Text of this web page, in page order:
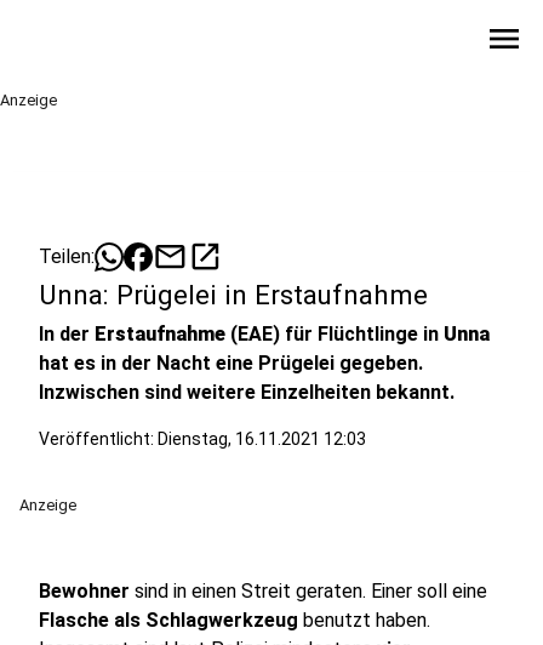
menu
Anzeige
Teilen: mailopen_in_new
Unna: Prügelei in Erstaufnahme
In der Erstaufnahme (EAE) für Flüchtlinge in Unna
hat es in der Nacht eine Prügelei gegeben.
Inzwischen sind weitere Einzelheiten bekannt.
Veröffentlicht: Dienstag, 16.11.2021 12:03
Anzeige
Bewohner sind in einen Streit geraten. Einer soll eine
Flasche als Schlagwerkzeug benutzt haben.